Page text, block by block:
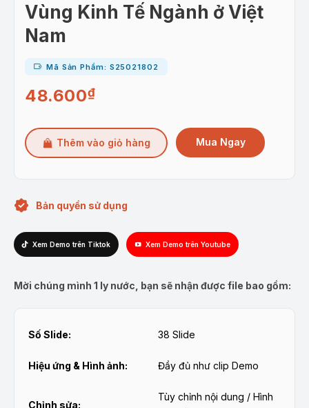
Vùng Kinh Tế Ngành ở Việt
Nam
Mã Sản Phẩm: S25021802
48.600₫
Thêm vào giỏ hàng Mua Ngay
Bản quyền sử dụng
Xem Demo trên Tiktok Xem Demo trên Youtube
Mời chúng mình 1 ly nước, bạn sẽ nhận được file bao gồm:
Số Slide: 38 Slide
Hiệu ứng & Hình ảnh: Đầy đủ như clip Demo
Chỉnh sửa:
Tùy chỉnh nội dung / Hình